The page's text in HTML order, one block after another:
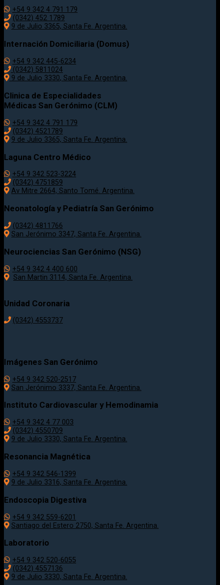
+54 9 342 4 791 179
(0342) 452 1789
9 de Julio 3365, Santa Fe. Argentina.
Internación Domiciliaria (Domus)
+54 9 342 445-6234
(0342) 5811024
9 de Julio 3330, Santa Fe. Argentina.
Clinica de Especialidades
Médicas San Gerónimo (CLM)
+54 9 342 4 791 179
(0342) 4521789
9 de Julio 3365, Santa Fe. Argentina.
Laguna Centro Médico
+54 9 342 523-3224
(0342) 4751859
Av Mitre 2664, Santo Tomé. Argentina.
Neonatología y Pediatría San Gerónimo
(0342) 4811766
San Jerónimo 3347, Santa Fe. Argentina.
Neurociencias San Gerónimo (NSG)
+54 9 342 4 400 600
San Martin 3114, Santa Fe. Argentina.
Unidad Coronaria
(0342) 4553737
Imágenes San Gerónimo
+54 9 342 520-2517
San Jerónimo 3337, Santa Fe. Argentina.
Instituto Cardiovascular y Hemodinamia
+54 9 342 4 77 003
(0342) 4550709
9 de Julio 3330, Santa Fe. Argentina.
Resonancia Magnética
+54 9 342 546-1399
9 de Julio 3316, Santa Fe. Argentina.
Endoscopia Digestiva
+54 9 342 559-6201
Santiago del Estero 2750, Santa Fe. Argentina.
Laboratorio
+54 9 342 520-6055
(0342) 4557136
9 de Julio 3330, Santa Fe. Argentina.